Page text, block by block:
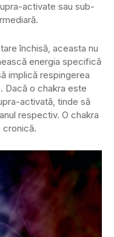
activate sau sub-
închisă, aceasta nu
energia specifică
implică respingerea
Dacă o chakra este
activată, tinde să
respectiv. O chakra
cronică.